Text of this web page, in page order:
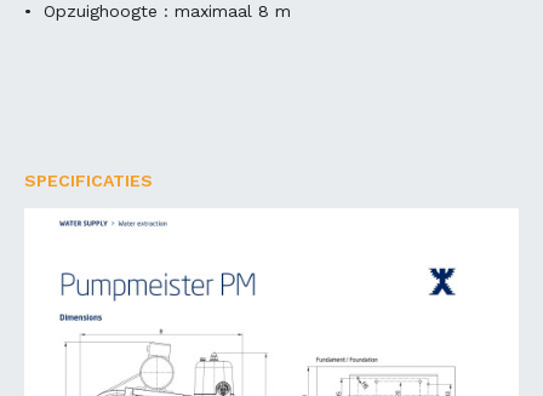
• Opzuighoogte : maximaal 8 m
SPECIFICATIES